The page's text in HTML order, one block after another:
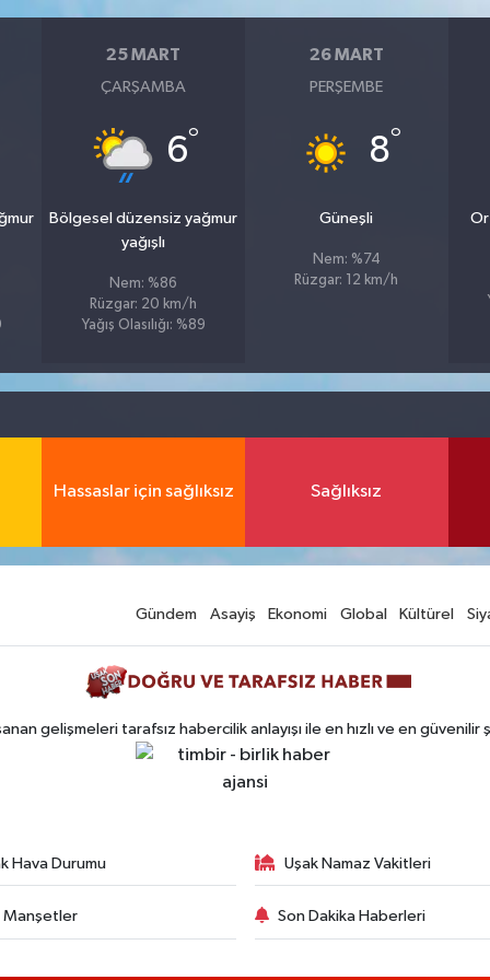
25 MART
ÇARŞAMBA
6°
Bölgesel düzensiz yağmur
yağışlı
Nem: %86
Rüzgar: 20 km/h
Yağış Olasılığı: %89
26 MART
PERŞEMBE
8°
Güneşli
Nem: %74
Rüzgar: 12 km/h
Hassaslar için sağlıksız Sağlıksız
Gündem Asayiş Ekonomi Global Kültürel
gelişmeleri tarafsız habercilik anlayışı ile en hızlı ve en
Hava Durumu Uşak Namaz Vakitleri
Manşetler Son Dakika Haberleri